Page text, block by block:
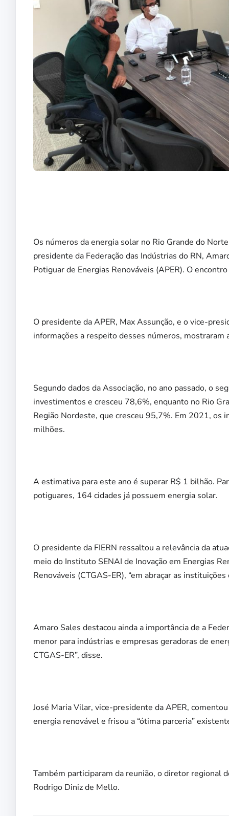
Os números da energia solar no Rio Grande do
presidente da Federação das Indústrias do RN,
Potiguar de Energias Renováveis (APER). O
O presidente da APER, Max Assunção, e o vice-
informações a respeito desses números, mostraram
Segundo dados da Associação, no ano passado, o
investimentos e cresceu 78,6%, enquanto no Rio
Região Nordeste, que cresceu 95,7%. Em 2021,
milhões.
A estimativa para este ano é superar R$ 1 bilhão.
potiguares, 164 cidades já possuem energia solar.
O presidente da FIERN ressaltou a relevância da
meio do Instituto SENAI de Inovação em Energias
Renováveis (CTGAS-ER), “em abraçar as
Amaro Sales destacou ainda a importância de a
menor para indústrias e empresas geradoras de
CTGAS-ER”, disse.
José Maria Vilar, vice-presidente da APER,
energia renovável e frisou a “ótima parceria”
Também participaram da reunião, o diretor regional
Rodrigo Diniz de Mello.